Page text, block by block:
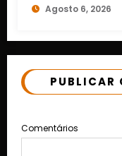
Agosto 6, 2026
PUBLICAR
Comentários